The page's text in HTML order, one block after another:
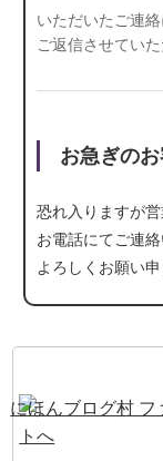
いただいたご連
ご返信させてい
お急ぎの
恐れ入りますが
お電話にてご連
よろしくお願い